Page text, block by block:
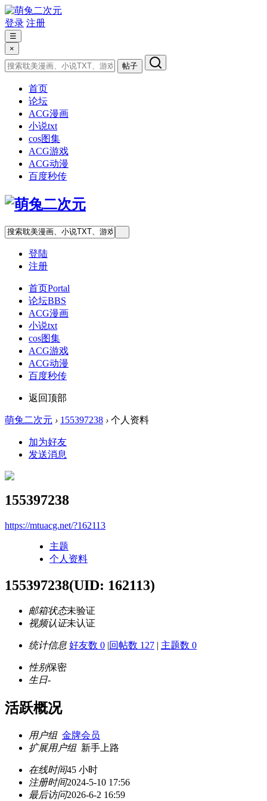
登录 注册
☰
×
帖子
首页
论坛
ACG漫画
小说txt
cos图集
ACG游戏
ACG动漫
百度秒传
登陆
注册
首页Portal
论坛BBS
ACG漫画
小说txt
cos图集
ACG游戏
ACG动漫
百度秒传
返回顶部
萌兔二次元 › 155397238 › 个人资料
加为好友
发送消息
155397238
https://mtuacg.net/?162113
主题
个人资料
155397238(UID: 162113)
邮箱状态未验证
视频认证未认证
统计信息 好友数 0 |回帖数 127 | 主题数 0
性别保密
生日-
活跃概况
用户组 金牌会员
扩展用户组 新手上路
在线时间45 小时
注册时间2024-5-10 17:56
最后访问2026-6-2 16:59